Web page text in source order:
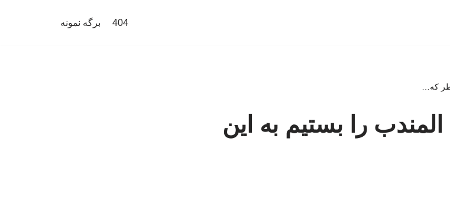
404 برگه نمونه
که…
المندب را بستیم به این